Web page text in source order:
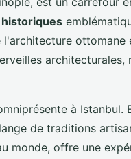
l'architecture ottomane
architecturales,
à Istanbul.
de traditions
monde, offre une